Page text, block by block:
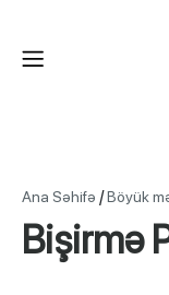
Ana Səhifə /Böyük
Bişirmə